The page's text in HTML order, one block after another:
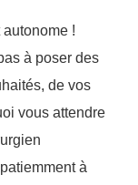
!
à poser des
de vos
vous attendre
à